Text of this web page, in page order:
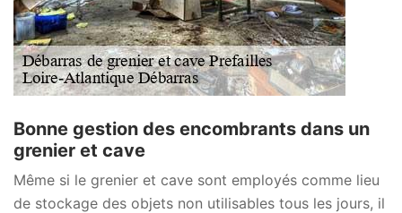
Bonne gestion des encombrants dans un
grenier et cave
Même si le grenier et cave sont employés comme lieu
de stockage des objets non utilisables tous les jours, il